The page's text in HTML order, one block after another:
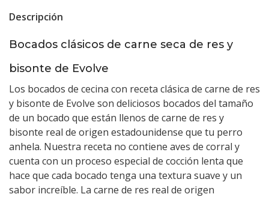
Descripción
Bocados clásicos de carne seca de res y
bisonte de Evolve
Los bocados de cecina con receta clásica de carne de res
y bisonte de Evolve son deliciosos bocados del tamaño
de un bocado que están llenos de carne de res y
bisonte real de origen estadounidense que tu perro
anhela. Nuestra receta no contiene aves de corral y
cuenta con un proceso especial de cocción lenta que
hace que cada bocado tenga una textura suave y un
sabor increíble. La carne de res real de origen